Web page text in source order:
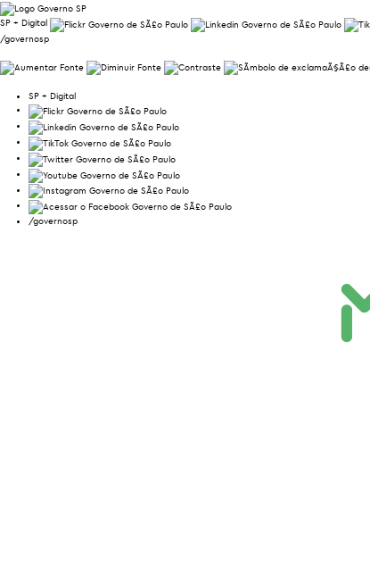
SP + Digital
/governosp
SP + Digital
/governosp